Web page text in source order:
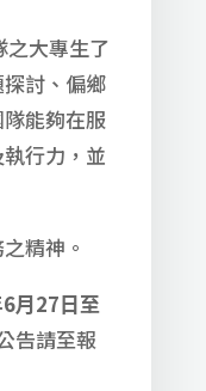
之大專生了
討、偏鄉
能夠在服
行力，並
神。
6月27日至
告請至報